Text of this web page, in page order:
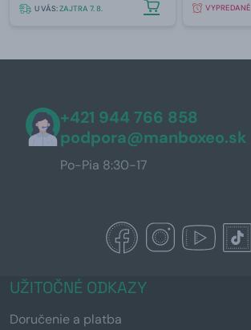
U VÁS:ZAJTRA 7. 8. VYPREDANÉ
+421 944 766 858
podpora@manboxeo.sk
Po-Pia 8:30-17
UŽITOČNÉ ODKAZY
Doručenie a platba